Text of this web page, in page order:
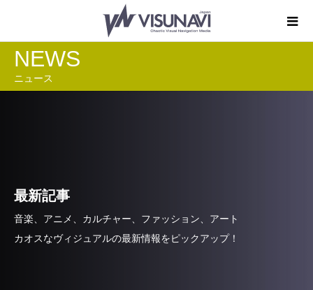
NEWS
ニュース
最新記事
音楽、アニメ、カルチャー、ファッション、アート
カオスなヴィジュアルの最新情報をピックアップ！